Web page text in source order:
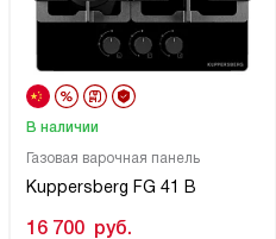
Газовая варочная панель
Kuppersberg FG 41 B
В наличии
16 700 руб.